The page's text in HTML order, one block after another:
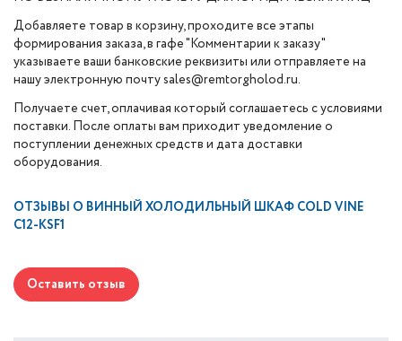
Добавляете товар в корзину, проходите все этапы
формирования заказа, в гафе "Комментарии к заказу"
указываете ваши банковские реквизиты или отправляете на
нашу электронную почту sales@remtorgholod.ru.
Получаете счет, оплачивая который соглашаетесь с условиями
поставки. После оплаты вам приходит уведомление о
поступлении денежных средств и дата доставки
оборудования.
ОТЗЫВЫ О ВИННЫЙ ХОЛОДИЛЬНЫЙ ШКАФ COLD VINE
C12-KSF1
Оставить отзыв